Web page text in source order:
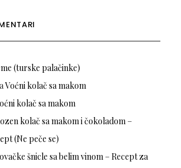
(turske palačinke)
Voćni kolač sa makom
kolač sa makom
kolač sa makom i čokoladom –
(Ne peče se)
šnicle sa belim vinom – Recept za